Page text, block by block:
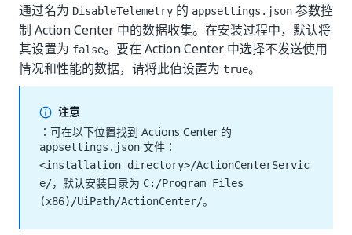
通过名为 DisableTelemetry 的 appsettings.json 参数控
制 Action Center 中的数据收集。在安装过程中，默认将
其设置为 false。要在 Action Center 中选择不发送使用
情况和性能的数据，请将此值设置为 true。
注意
：可在以下位置找到 Actions Center 的
appsettings.json 文件：
<installation_directory>/ActionCenterServic
e/，默认安装目录为 C:/Program Files
(x86)/UiPath/ActionCenter/。